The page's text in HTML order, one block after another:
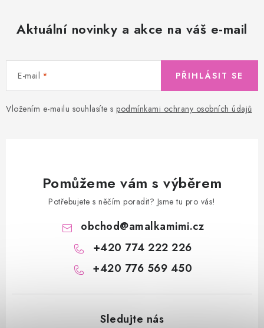
Aktuální novinky a akce na váš e-mail
E-mail
Vložením e-mailu souhlasíte s podmínkami ochrany osobních údajů
PŘIHLÁSIT SE
Pomůžeme vám s výběrem
Potřebujete s něčím poradit? Jsme tu pro vás!
obchod@amalkamimi.cz
+420 774 222 226
+420 776 569 450